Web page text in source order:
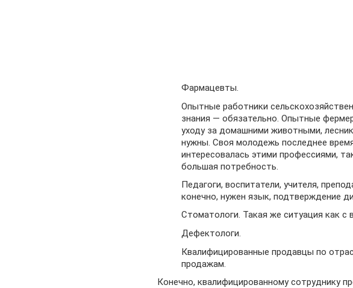
Фармацевты.
Опытные работники
знания — обязательно. Опытные
уходу за домашними животными,
нужны. Своя молодежь последнее
интересовалась этими профессиями,
большая потребность.
Педагоги, воспитатели, учителя,
конечно, нужен язык, подтверждение
Стоматологи. Такая же ситуация как с
Дефектологи.
Квалифицированные продавцы по
продажам.
Конечно, квалифицированному сотруднику